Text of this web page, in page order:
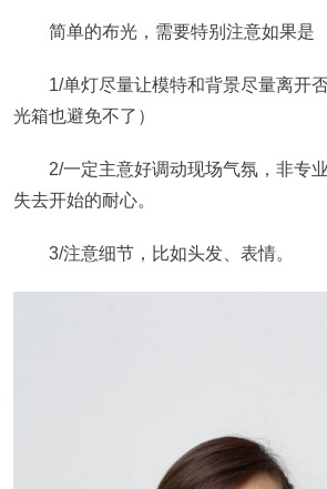
简单的布光，需要特别注意如果是
1/单灯尽量让模特和背景尽量离开
光箱也避免不了）
2/一定主意好调动现场气氛，非专
失去开始的耐心。
3/注意细节，比如头发、表情。